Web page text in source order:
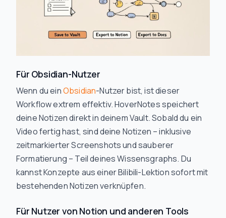
Für Obsidian-Nutzer
Wenn du einObsidian-Nutzer bist, ist dieser
Workflow extrem effektiv. HoverNotes speichert
deine Notizen direkt in deinem Vault. Sobald du ein
Video fertig hast, sind deine Notizen – inklusive
zeitmarkierter Screenshots und sauberer
Formatierung – Teil deines Wissensgraphs. Du
kannst Konzepte aus einer Bilibili-Lektion sofort mit
bestehenden Notizen verknüpfen.
Für Nutzer von Notion und anderen Tools